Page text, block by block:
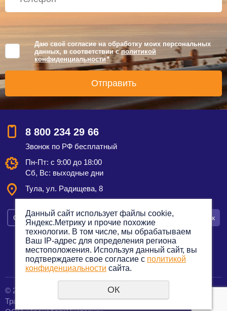
Даю своё согласие на обработку моих персональных
данных, в соответствии сполитикой
конфиденциальности *
8 800 234 29 66
Звонок по РФ бесплатный
Пн-Пт: с 9:00 до 18:00
Сб, Вс: выходные дни
Тула, ул. Радищева, 8
Смотреть на карте Оставить заявку Заказать звонок
Политика конфиденциальности
© 2012—2023. Все права защищены.
Транспортная компания по грузоперевозкам
Данный сайт использует файлы cookie,
Яндекс.Метрику и прочие похожие
технологии. В том числе, мы обрабатываем
Ваш IP-адрес для определения региона
местоположения. Используя данный сайт, вы
подтверждаете свое согласие с политикой
конфиденциальности сайта.
ОК